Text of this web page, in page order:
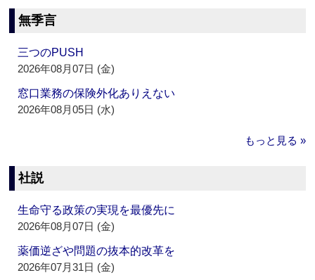
無季言
三つのPUSH
2026年08月07日 (金)
窓口業務の保険外化ありえない
2026年08月05日 (水)
もっと見る »
社説
生命守る政策の実現を最優先に
2026年08月07日 (金)
薬価逆ざや問題の抜本的改革を
2026年07月31日 (金)